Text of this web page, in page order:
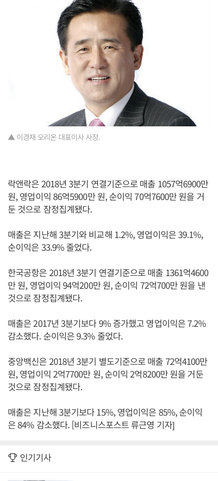
▲ 이경재 오리온 대표이사 사장.
락앤락은 2018년 3분기 연결기준으로 매출 1057억6900만
원, 영업이익 86억5900만 원, 순이익 70억7600만 원을 거
둔 것으로 잠정집계됐다.
매출은 지난해 3분기와 비교해 1.2%, 영업이익은 39.1%,
순이익은 33.9% 줄었다.
한국공항은 2018년 3분기 연결기준으로 매출 1361억4600
만 원, 영업이익 94억200만 원, 순이익 72억700만 원을 낸
것으로 잠정집계됐다.
매출은 2017년 3분기보다 9% 증가했고 영업이익은 7.2%
감소했다. 순이익은 9.3% 줄었다.
중앙백신은 2018년 3분기 별도기준으로 매출 72억4100만
원, 영업이익 2억7700만 원, 순이익 2억8200만 원을 거둔
것으로 잠정집계됐다.
매출은 지난해 3분기보다 15%, 영업이익은 85%, 순이익
은 84% 감소했다. [비즈니스포스트 류근영 기자]
인기기사